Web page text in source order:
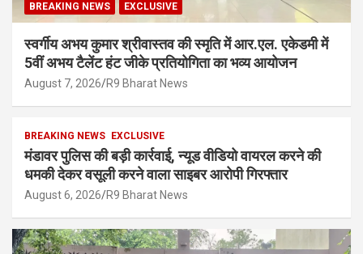
BREAKING NEWS EXCLUSIVE
स्वर्गीय अभय कुमार श्रीवास्तव की स्मृति में आर.एल. एकेडमी में
5वीं अभय टैलेंट हंट जीके प्रतियोगिता का भव्य आयोजन
August 7, 2026 R9 Bharat News
BREAKING NEWS EXCLUSIVE
मंडावर पुलिस की बड़ी कार्रवाई, न्यूड वीडियो वायरल करने की
धमकी देकर वसूली करने वाला साइबर आरोपी गिरफ्तार
August 6, 2026 R9 Bharat News